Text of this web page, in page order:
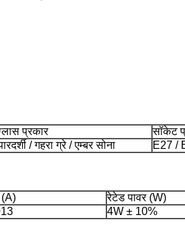
प्रकार
सॉकेट
/ गहरा ग्रे / एम्बर सोना E27 /
रेटेड पावर (W)
4W ± 10%